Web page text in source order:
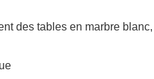
des tables en marbre blanc,